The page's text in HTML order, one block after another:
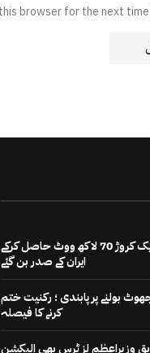
browser for the next
مسعود پزشکیان ایک کروڑ 70 لاکھ ووٹ حاصل کرکے
ایران کے صدر بن گئے
بولنے پر پابندی ؛ رکنیت ختم
کرنے کا فیصلہ
وزیراعظم لز ٹرس بھی الیکشن